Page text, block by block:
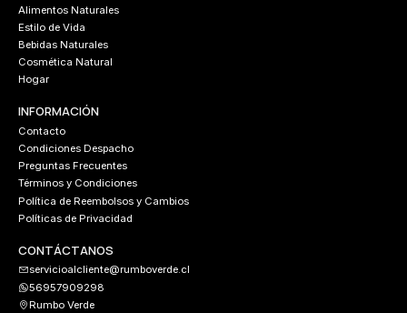
Alimentos Naturales
Estilo de Vida
Bebidas Naturales
Cosmética Natural
Hogar
INFORMACIÓN
Contacto
Condiciones Despacho
Preguntas Frecuentes
Términos y Condiciones
Política de Reembolsos y Cambios
Políticas de Privacidad
CONTÁCTANOS
servicioalcliente@rumboverde.cl
56957909298
Rumbo Verde